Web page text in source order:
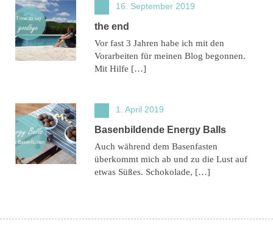
16. September 2019
the end
Vor fast 3 Jahren habe ich mit den
Vorarbeiten für meinen Blog begonnen.
Mit Hilfe […]
1. April 2019
Basenbildende Energy Balls
Auch während dem Basenfasten
überkommt mich ab und zu die Lust auf
etwas Süßes. Schokolade, […]